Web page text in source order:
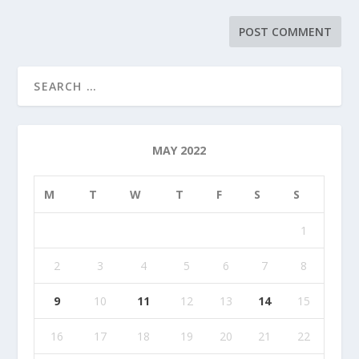
MAY 2022
M T W T F S S
1
2 3 4 5 6 7 8
9 10 11 12 13 14 15
16 17 18 19 20 21 22